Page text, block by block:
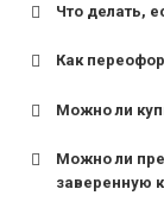
Что делать,
Как
Можно ли
Можно ли
заверенную